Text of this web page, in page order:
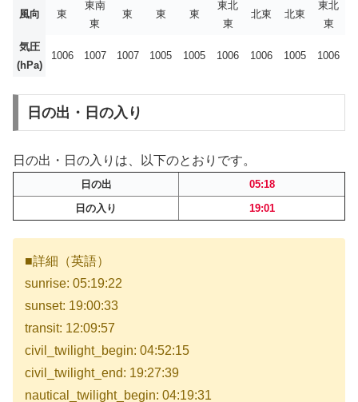
風向 東
東南
東
東 東 東
東北
東
北東 北東
東北
東
気圧
(hPa)
1006 1007 1007 1005 1005 1006 1006 1005 1006
日の出・日の入り
日の出・日の入りは、以下のとおりです。
日の出
05:18
日の入り
19:01
■詳細（英語）
sunrise: 05:19:22
sunset: 19:00:33
transit: 12:09:57
civil_twilight_begin: 04:52:15
civil_twilight_end: 19:27:39
nautical_twilight_begin: 04:19:31